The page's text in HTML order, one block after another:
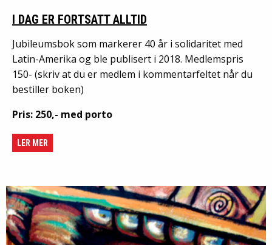
I DAG ER FORTSATT ALLTID
Jubileumsbok som markerer 40 år i solidaritet med
Latin-Amerika og ble publisert i 2018. Medlemspris
150- (skriv at du er medlem i kommentarfeltet når du
bestiller boken)
Pris: 250,- med porto
LER MER